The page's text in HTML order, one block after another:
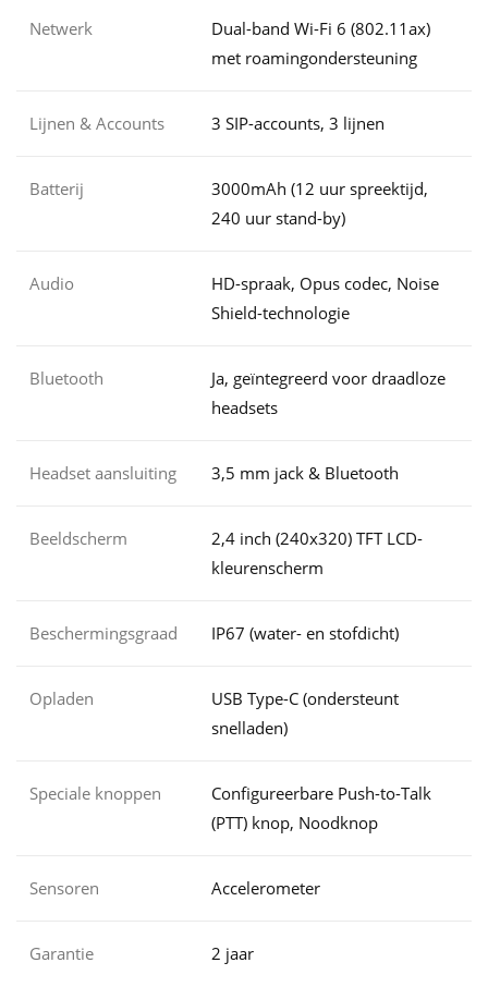
Netwerk
Dual-band Wi-Fi 6 (802.11ax)
met roamingondersteuning
Lijnen & Accounts 3 SIP-accounts, 3 lijnen
Batterij
3000mAh (12 uur spreektijd,
240 uur stand-by)
Audio
HD-spraak, Opus codec, Noise
Shield-technologie
Bluetooth
Ja, geïntegreerd voor draadloze
headsets
Headset aansluiting 3,5 mm jack & Bluetooth
Beeldscherm
2,4 inch (240x320) TFT LCD-
kleurenscherm
Beschermingsgraad IP67 (water- en stofdicht)
Opladen
USB Type-C (ondersteunt
snelladen)
Speciale knoppen
Configureerbare Push-to-Talk
(PTT) knop, Noodknop
Sensoren Accelerometer
Garantie 2 jaar